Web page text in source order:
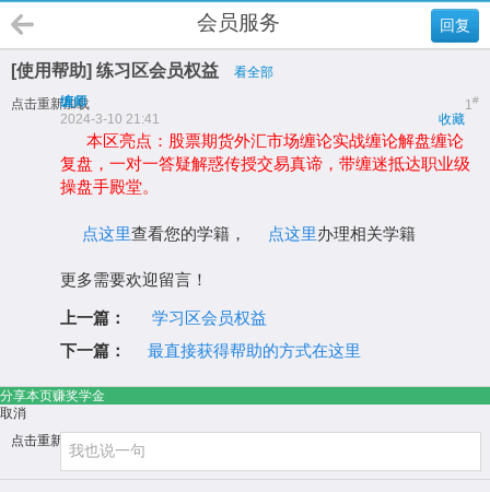
回复
会员服务
[使用帮助] 练习区会员权益 看全部
点击重新加载 1#
缠师
收藏
2024-3-10 21:41
本区亮点：股票期货外汇市场缠论实战缠论解盘缠论
复盘，一对一答疑解惑传授交易真谛，带缠迷抵达职业级
操盘手殿堂。
点这里查看您的学籍， 点这里办理相关学籍
更多需要欢迎留言！
上一篇：
学习区会员权益
下一篇：
最直接获得帮助的方式在这里
分享本页赚奖学金
取消
点击重新加载